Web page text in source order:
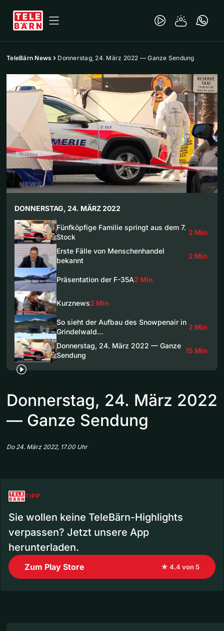
TeleBärn News Donnerstag, 24. März 2022 — Ganze Sendung
DONNERSTAG, 24. MÄRZ 2022
Fünfköpfige Familie springt aus dem 7.
Stock
2 Min
Erste Fälle von Menschenhandel
bekannt
2 Min
Präsentation der F-35A2 Min
Kurznews2 Min
So sieht der Aufbau des Snowpenair in
Grindelwald…
2 Min
Donnerstag, 24. März 2022 — Ganze
Sendung
15 Min
Donnerstag, 24. März 2022
— Ganze Sendung
Do 24. März 2022, 17.00 Uhr
TIPP
Sie wollen keine TeleBärn-Highlights
verpassen? Jetzt unsere App
herunterladen.
Zum Play Store ★ 4.4 von 5